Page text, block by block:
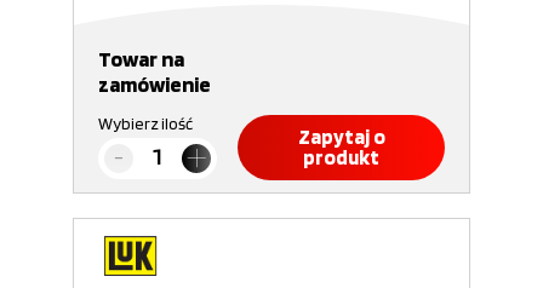
Towar na
zamówienie
Wybierz ilość
Zapytaj o
produkt